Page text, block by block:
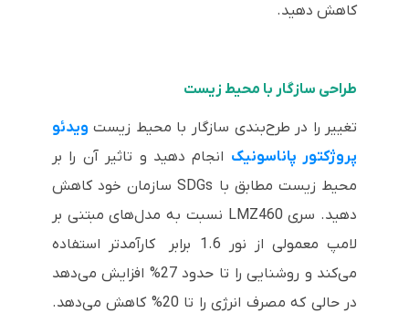
کاهش دهید.
طراحی سازگار با محیط زیست
تغییر را در طرح‌بندی سازگار با محیط زیست ویدئو
پروژکتور پاناسونیک انجام دهید و تاثیر آن را بر
محیط زیست مطابق با SDGs سازمان خود کاهش
دهید. سری LMZ460 نسبت به مدل‌های مبتنی بر
لامپ معمولی از نور 1.6 برابر کارآمدتر استفاده
می‌کند و روشنایی را تا حدود 27% افزایش می‌دهد
در حالی که مصرف انرژی را تا 20% کاهش می‌دهد.